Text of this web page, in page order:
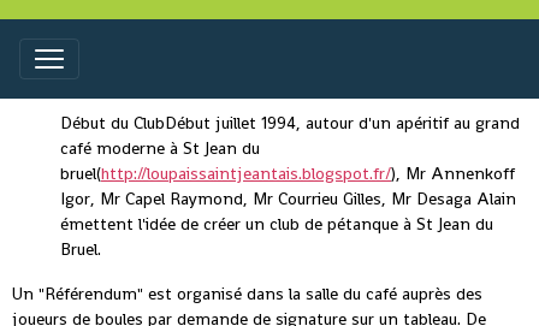
Début du ClubDébut juillet 1994, autour d'un apéritif au grand
café moderne à St Jean du
bruel(http://loupaissaintjeantais.blogspot.fr/), Mr Annenkoff
Igor, Mr Capel Raymond, Mr Courrieu Gilles, Mr Desaga Alain
émettent l'idée de créer un club de pétanque à St Jean du
Bruel.
Un "Référendum" est organisé dans la salle du café auprès des
joueurs de boules par demande de signature sur un tableau. De